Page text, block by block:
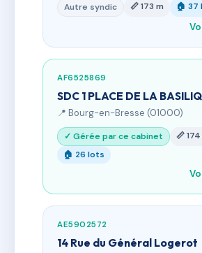
Autre syndic 📏 173 m 🏠 37
AF6525869
SDC 1 PLACE DE LA
📍 Bourg-en-Bresse (01000)
✓ Gérée par ce cabinet
📏
🏠 26 lots
AE5902572
14 Rue du Général Logerot